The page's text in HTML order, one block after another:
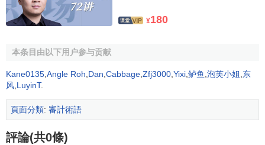
1.審計工作底稿是聯結全部審計工作的紐帶
同的分工協作。審計工作在不同階段有不同的測試程式和實
段的審計結果有機地聯繫起來，使得各項工作都圍繞對會計
報表發表意見這一總體目標來進行。
2.審計工作底稿是形成
審計工作底稿是
¥180
本条目由以下用户参与贡献
Kane0135 Angle Roh Dan Cabbage Zfj3000 Yixi 鲈鱼 泡芙小姐 东
风 LuyinT.
頁面分類: 審計術語
評論(共0條)